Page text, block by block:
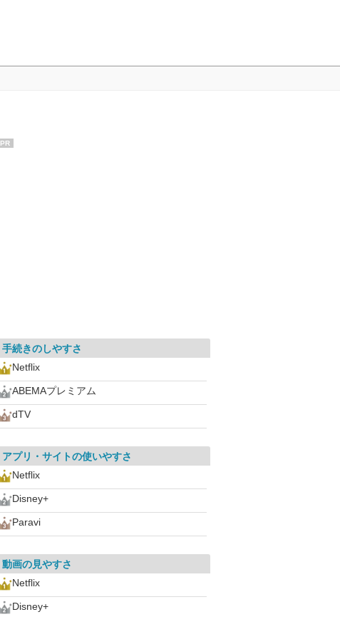
PR
手続きのしやすさ
Netflix
ABEMAプレミアム
dTV
アプリ・サイトの使いやすさ
Netflix
Disney+
Paravi
動画の見やすさ
Netflix
Disney+